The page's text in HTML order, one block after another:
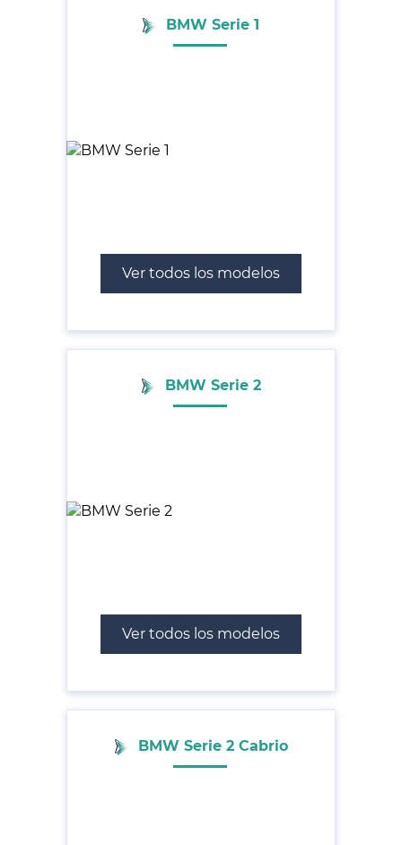
BMW Serie 1
Ver todos los modelos
BMW Serie 2
Ver todos los modelos
BMW Serie 2 Cabrio